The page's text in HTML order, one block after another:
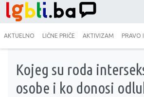
AKTUELNO LIČNE PRIČE AKTIVIZAM PRAVO
Kojeg su roda
osobe i ko donosi